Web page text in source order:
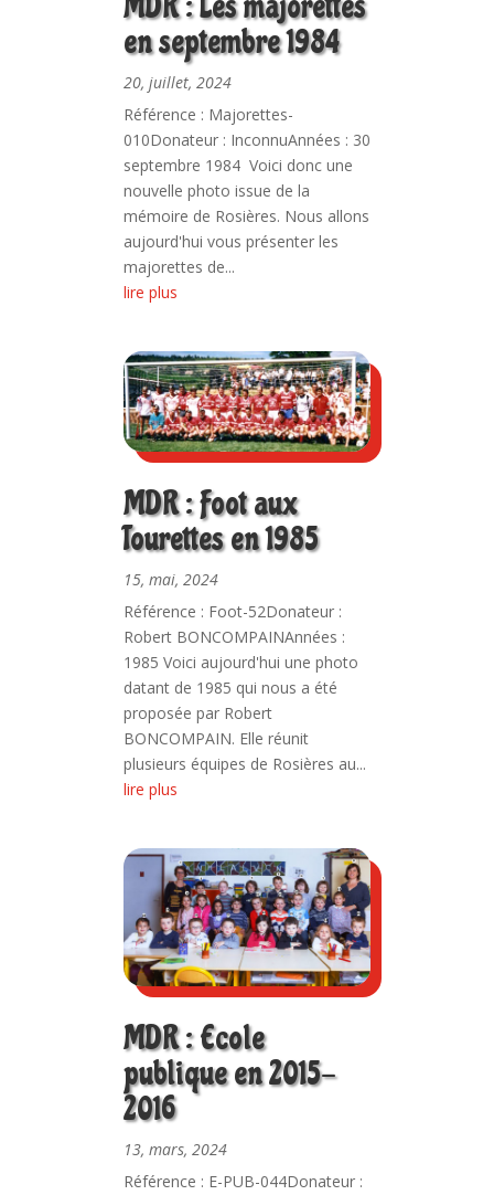
en septembre 1984
20, juillet, 2024
Référence : Majorettes-
010Donateur : InconnuAnnées : 30
septembre 1984 Voici donc une
nouvelle photo issue de la
mémoire de Rosières. Nous allons
aujourd'hui vous présenter les
majorettes de...
lire plus
MDR : Foot aux
Tourettes en 1985
15, mai, 2024
Référence : Foot-52Donateur :
Robert BONCOMPAINAnnées :
1985 Voici aujourd'hui une photo
datant de 1985 qui nous a été
proposée par Robert
BONCOMPAIN. Elle réunit
plusieurs équipes de Rosières au...
lire plus
MDR : Ecole
publique en 2015-
2016
13, mars, 2024
Référence : E-PUB-044Donateur :